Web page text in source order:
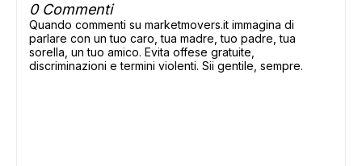
0 Commenti
Quando commenti su marketmovers.it immagina di
parlare con un tuo caro, tua madre, tuo padre, tua
sorella, un tuo amico. Evita offese gratuite,
discriminazioni e termini violenti. Sii gentile, sempre.